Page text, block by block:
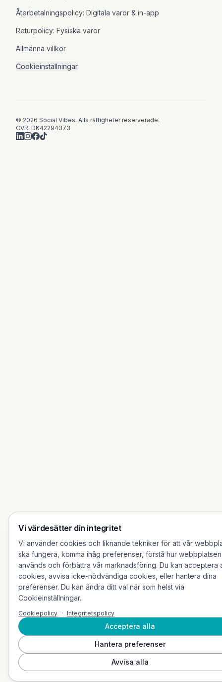
Återbetalningspolicy: Digitala varor & in-app
Returpolicy: Fysiska varor
Allmänna villkor
Cookieinställningar
© 2026 Social Vibes. Alla rättigheter reserverade.
CVR: DK42294373
Vi värdesätter din integritet
Vi använder cookies och liknande tekniker för att vår
ska fungera, komma ihåg preferenser, förstå hur webbplatsen
används och förbättra vår marknadsföring. Du kan acceptera
cookies, avvisa icke-nödvändiga cookies, eller hantera dina
preferenser. Du kan ändra ditt val när som helst via
Cookieinställningar.
Cookiepolicy · Integritetspolicy
Acceptera alla
Hantera preferenser
Avvisa alla